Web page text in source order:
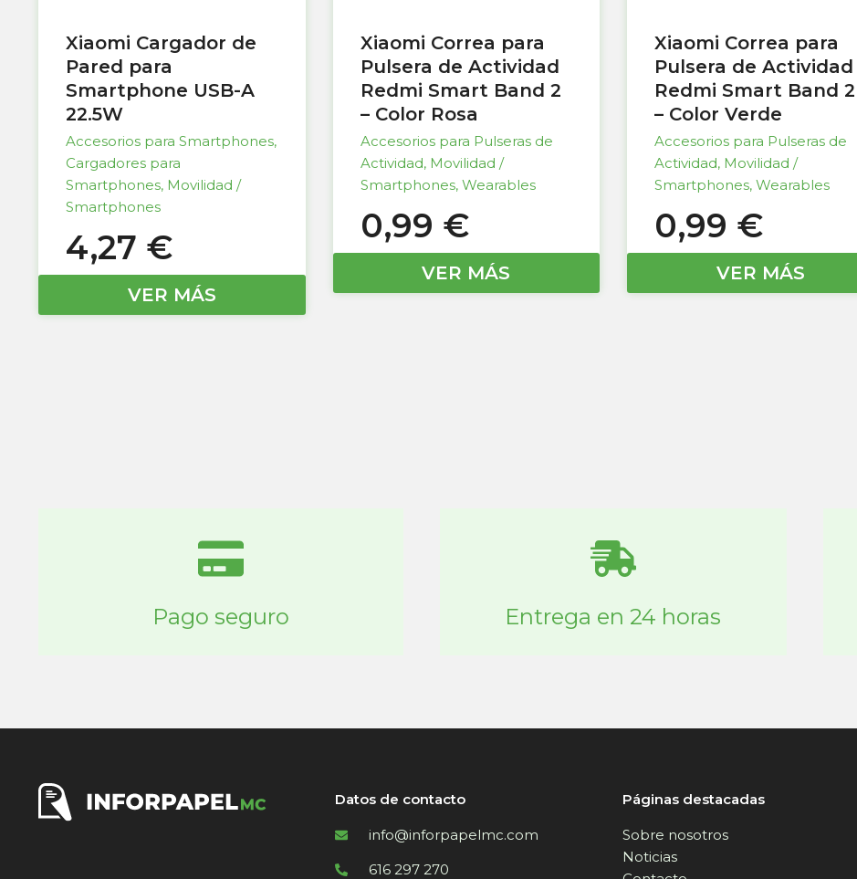
Xiaomi Cargador de
Pared para
Smartphone USB-A
22.5W
Accesorios para Smartphones,
Cargadores para
Smartphones, Movilidad /
Smartphones
4,27 €
VER MÁS
Xiaomi Correa para
Pulsera de Actividad
Redmi Smart Band 2
– Color Rosa
Accesorios para Pulseras de
Actividad, Movilidad /
Smartphones, Wearables
0,99 €
VER MÁS
Xiaomi Correa para
Pulsera de Actividad
Redmi Smart Band 2
– Color Verde
Accesorios para Pulseras de
Actividad, Movilidad /
Smartphones, Wearables
0,99 €
VER MÁS
Pago seguro Entrega en 24 horas
Datos de contacto
info@inforpapelmc.com
616 297 270
Páginas destacadas
Sobre nosotros
Noticias